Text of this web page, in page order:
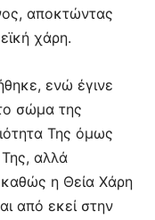
αποκτώντας
χάρη.
ενώ έγινε
σώμα της
Της όμως
αλλά
καθώς η Θεία Χάρη
από εκεί στην